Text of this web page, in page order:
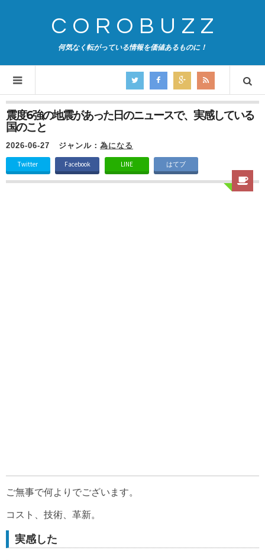
COROBUZZ
何気なく転がっている情報を価値あるものに！
震度6強の地震があった日のニュースで、実感している
国のこと
2026-06-27 ジャンル： 為になる
Twitter Facebook LINE はてブ
ご無事で何よりでございます。
コスト、技術、革新。
実感した